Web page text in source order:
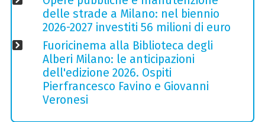
delle strade a Milano: nel biennio
2026-2027 investiti 56 milioni di euro
Fuoricinema alla Biblioteca degli
Alberi Milano: le anticipazioni
dell'edizione 2026. Ospiti
Pierfrancesco Favino e Giovanni
Veronesi